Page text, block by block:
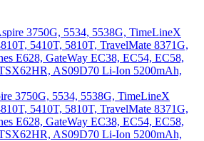
3750G, 5534, 5538G, TimeLineX
5410T, 5810T, TravelMate 8371G,
E628, GateWay EC38, EC54, EC58,
AS09D70 Li-Ion 5200mAh,